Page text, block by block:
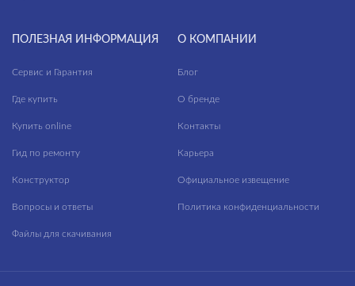
ПОЛЕЗНАЯ ИНФОРМАЦИЯ
Сервис и Гарантия
Где купить
Купить online
Гид по ремонту
Конструктор
Вопросы и ответы
Файлы для скачивания
О КОМПАНИИ
Блог
О бренде
Контакты
Карьера
Официальное извещение
Политика конфиденциальности